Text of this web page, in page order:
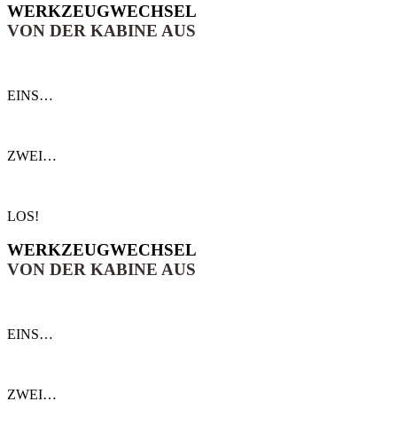
WERKZEUG­WECHSEL
VON DER KABINE AUS
EINS…
ZWEI…
LOS!
WERKZEUG­WECHSEL
VON DER KABINE AUS
EINS…
ZWEI…